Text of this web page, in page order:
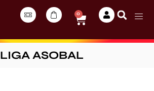
0
LIGA ASOBAL